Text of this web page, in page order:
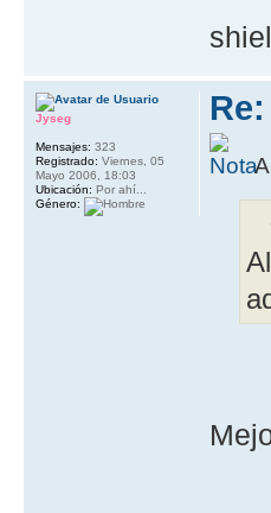
Jyseg
Mensajes: 323
Registrado: Viernes, 05
Mayo 2006, 18:03
Ubicación: Por ahí...
Género: